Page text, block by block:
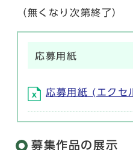
（無くなり次第終了）
応募用紙
応募用紙 (エク
募集作品の展示